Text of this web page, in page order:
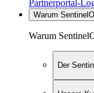
Partnerportal-
Warum
Warum
Der